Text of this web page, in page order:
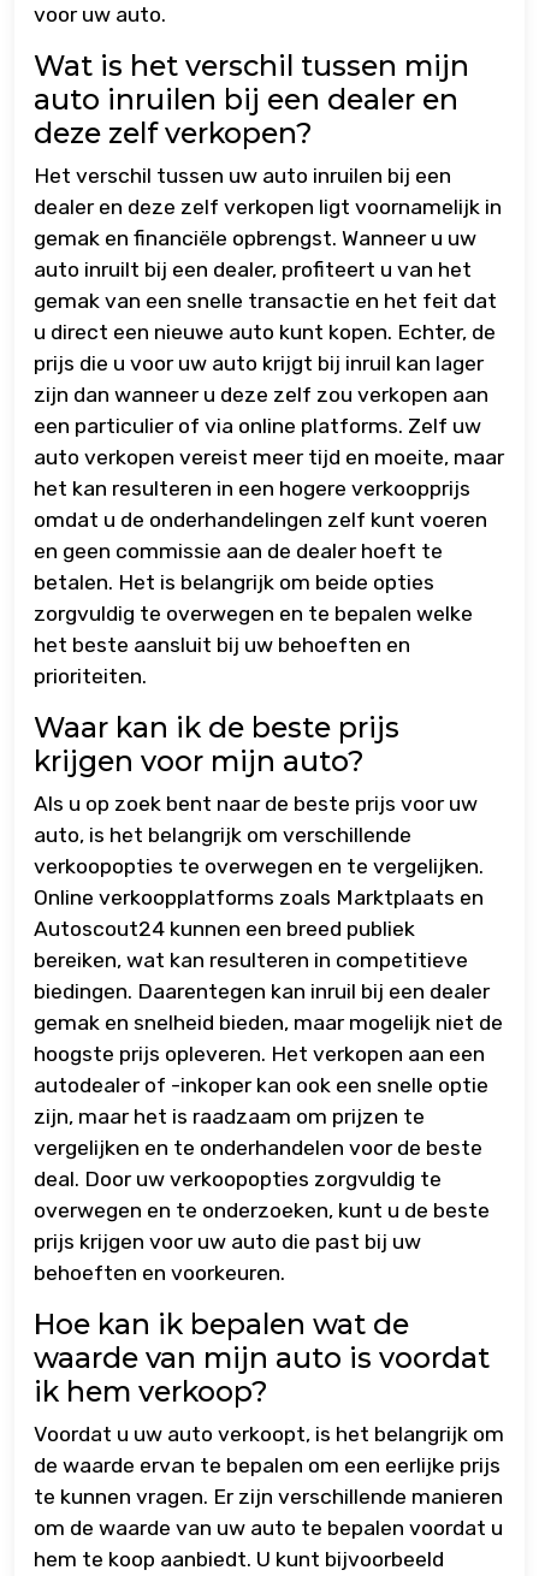
voor uw auto.
Wat is het verschil tussen mijn
auto inruilen bij een dealer en
deze zelf verkopen?
Het verschil tussen uw auto inruilen bij een
dealer en deze zelf verkopen ligt voornamelijk in
gemak en financiële opbrengst. Wanneer u uw
auto inruilt bij een dealer, profiteert u van het
gemak van een snelle transactie en het feit dat
u direct een nieuwe auto kunt kopen. Echter, de
prijs die u voor uw auto krijgt bij inruil kan lager
zijn dan wanneer u deze zelf zou verkopen aan
een particulier of via online platforms. Zelf uw
auto verkopen vereist meer tijd en moeite, maar
het kan resulteren in een hogere verkoopprijs
omdat u de onderhandelingen zelf kunt voeren
en geen commissie aan de dealer hoeft te
betalen. Het is belangrijk om beide opties
zorgvuldig te overwegen en te bepalen welke
het beste aansluit bij uw behoeften en
prioriteiten.
Waar kan ik de beste prijs
krijgen voor mijn auto?
Als u op zoek bent naar de beste prijs voor uw
auto, is het belangrijk om verschillende
verkoopopties te overwegen en te vergelijken.
Online verkoopplatforms zoals Marktplaats en
Autoscout24 kunnen een breed publiek
bereiken, wat kan resulteren in competitieve
biedingen. Daarentegen kan inruil bij een dealer
gemak en snelheid bieden, maar mogelijk niet de
hoogste prijs opleveren. Het verkopen aan een
autodealer of -inkoper kan ook een snelle optie
zijn, maar het is raadzaam om prijzen te
vergelijken en te onderhandelen voor de beste
deal. Door uw verkoopopties zorgvuldig te
overwegen en te onderzoeken, kunt u de beste
prijs krijgen voor uw auto die past bij uw
behoeften en voorkeuren.
Hoe kan ik bepalen wat de
waarde van mijn auto is voordat
ik hem verkoop?
Voordat u uw auto verkoopt, is het belangrijk om
de waarde ervan te bepalen om een eerlijke prijs
te kunnen vragen. Er zijn verschillende manieren
om de waarde van uw auto te bepalen voordat u
hem te koop aanbiedt. U kunt bijvoorbeeld